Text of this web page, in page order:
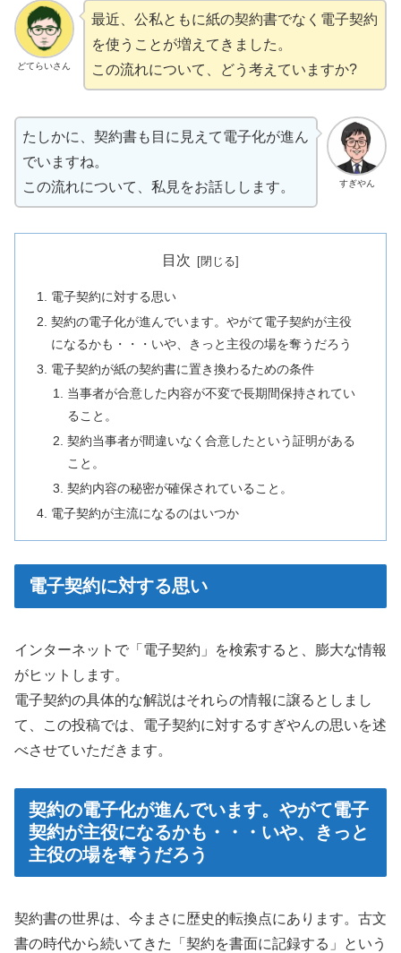
どてらいさん
最近、公私ともに紙の契約書でなく電子契約
を使うことが増えてきました。
この流れについて、どう考えていますか?
すぎやん
たしかに、契約書も目に見えて電子化が進ん
でいますね。
この流れについて、私見をお話しします。
目次
電子契約に対する思い
契約の電子化が進んでいます。やがて電子契約が主役
になるかも・・・いや、きっと主役の場を奪うだろう
電子契約が紙の契約書に置き換わるための条件
当事者が合意した内容が不変で長期間保持されてい
ること。
契約当事者が間違いなく合意したという証明がある
こと。
契約内容の秘密が確保されていること。
電子契約が主流になるのはいつか
電子契約に対する思い
インターネットで「電子契約」を検索すると、膨大な情報
がヒットします。
電子契約の具体的な解説はそれらの情報に譲るとしまし
て、この投稿では、電子契約に対するすぎやんの思いを述
べさせていただきます。
契約の電子化が進んでいます。やがて電子
契約が主役になるかも・・・いや、きっと
主役の場を奪うだろう
契約書の世界は、今まさに歴史的転換点にあります。古文
書の時代から続いてきた「契約を書面に記録する」という